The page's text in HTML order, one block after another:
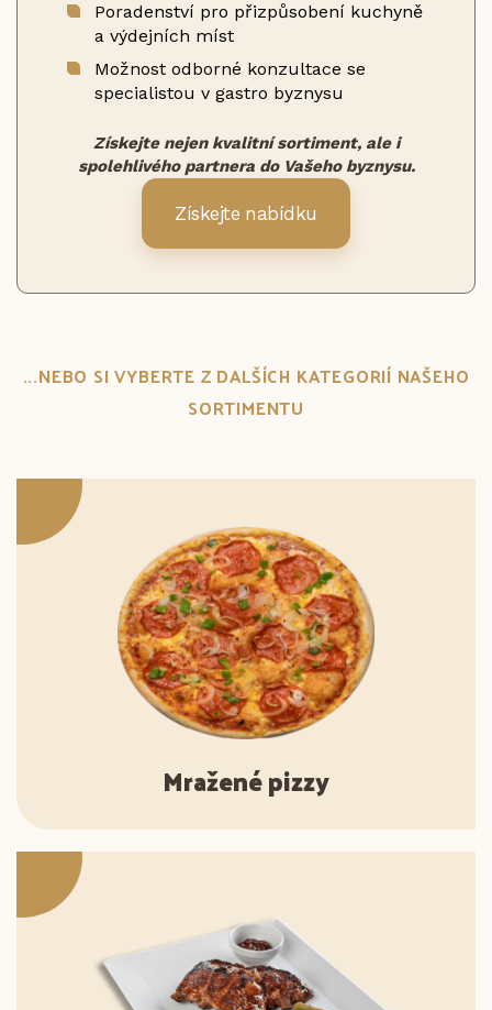
Poradenství pro přizpůsobení kuchyně
a výdejních míst
Možnost odborné konzultace se
specialistou v gastro byznysu
Získejte nejen kvalitní sortiment, ale i
spolehlivého partnera do Vašeho byznysu.
Získejte nabídku
...NEBO SI VYBERTE Z DALŠÍCH KATEGORIÍ NAŠEHO
SORTIMENTU
Mražené pizzy